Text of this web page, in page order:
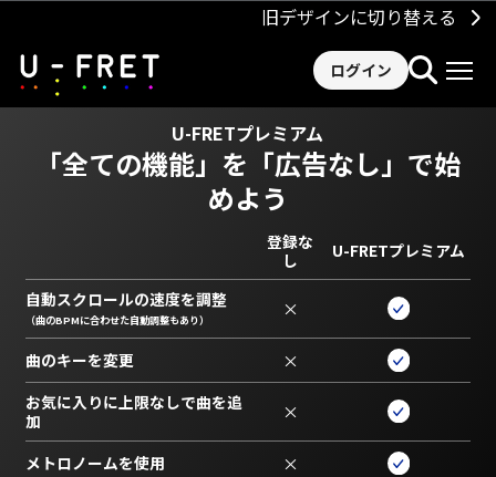
旧デザインに切り替える
ログイン
U-FRETプレミアム
「全ての機能」を 「広告なし」で始
めよう
登録な
し
U-FRETプレミアム
自動スクロールの速度を調整
（曲のBPMに合わせた自動調整もあり） ×
曲のキーを変更 ×
お気に入りに上限なしで曲を追
加
×
メトロノームを使用 ×